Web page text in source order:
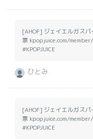
[AHOF] ジェイエルガス
票 kpopjuice.com/
#KPOPJUICE
ひとみ
[AHOF] ジェイエルガス
票 kpopjuice.com/
#KPOPJUICE